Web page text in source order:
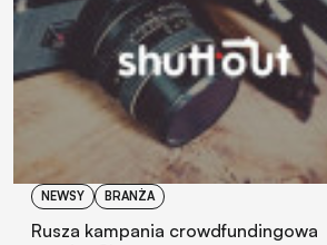
NEWSY BRANŻA
Rusza kampania crowdfundingowa